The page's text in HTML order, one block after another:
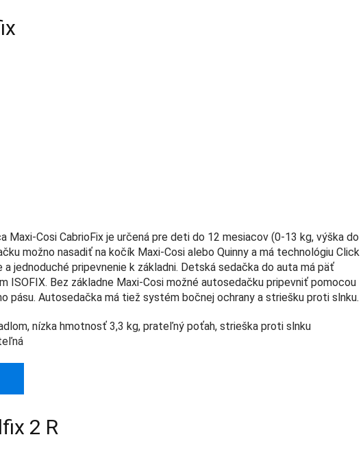
Maxi-Cosi CabrioFix je určená pre deti do 12 mesiacov (0-13 kg, výška do
možno nasadiť na kočík Maxi-Cosi alebo Quinny a má technológiu Click
a jednoduché pripevnenie k základni. Detská sedačka do auta má päť
ISOFIX. Bez základne Maxi-Cosi možné autosedačku pripevniť pomocou
pásu. Autosedačka má tiež systém bočnej ochrany a striešku proti slnku.
nízka hmotnosť 3,3 kg, prateľný poťah, strieška proti slnku
2 R